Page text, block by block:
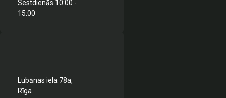
Sestdienās 10:00 -
15:00
Lubānas iela 78a,
Rīga